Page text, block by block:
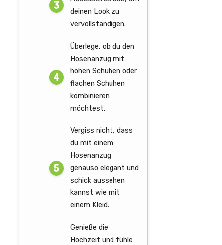
deinen Look zu
vervollständigen.
Überlege, ob du den
Hosenanzug mit
hohen Schuhen oder
flachen Schuhen
kombinieren
möchtest.
Vergiss nicht, dass
du mit einem
Hosenanzug
genauso elegant und
schick aussehen
kannst wie mit
einem Kleid.
Genieße die
Hochzeit und fühle